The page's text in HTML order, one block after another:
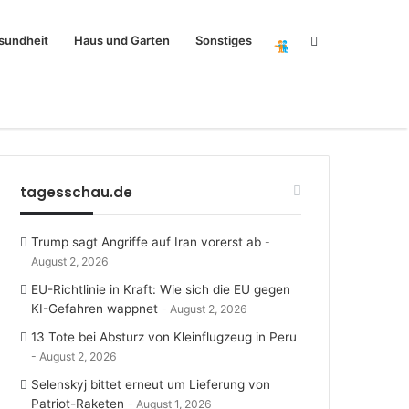
Haus und Garten Sonstiges Search
tagesschau.de
Trump sagt Angriffe auf Iran vorerst ab
August 2, 2026
EU-Richtlinie in Kraft: Wie sich die EU gegen
KI-Gefahren wappnet
August 2, 2026
13 Tote bei Absturz von Kleinflugzeug in Peru
August 2, 2026
Selenskyj bittet erneut um Lieferung von
Patriot-Raketen
August 1, 2026